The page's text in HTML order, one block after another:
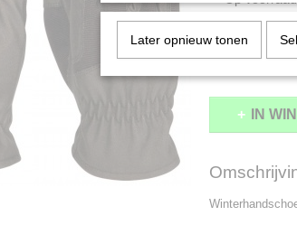
Maat
IN
Later opnieuw tonen